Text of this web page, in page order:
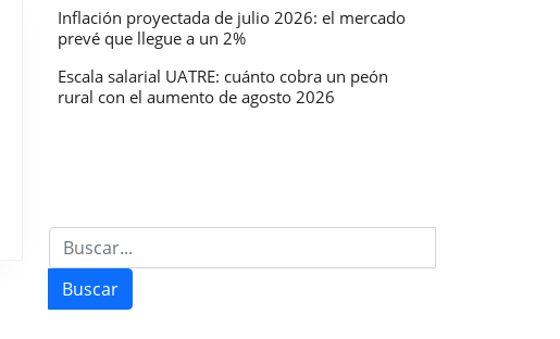
Inflación proyectada de julio 2026: el mercado
prevé que llegue a un 2%
Escala salarial UATRE: cuánto cobra un peón
rural con el aumento de agosto 2026
Buscar